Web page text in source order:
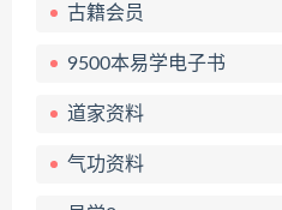
古籍会员
9500本易学电子书
道家资料
气功资料